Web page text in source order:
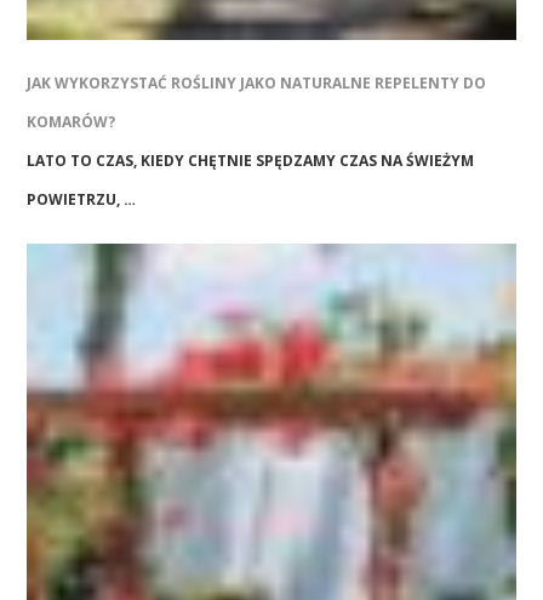
JAK WYKORZYSTAĆ ROŚLINY JAKO NATURALNE REPELENTY DO
KOMARÓW?
LATO TO CZAS, KIEDY CHĘTNIE SPĘDZAMY CZAS NA ŚWIEŻYM
POWIETRZU, …